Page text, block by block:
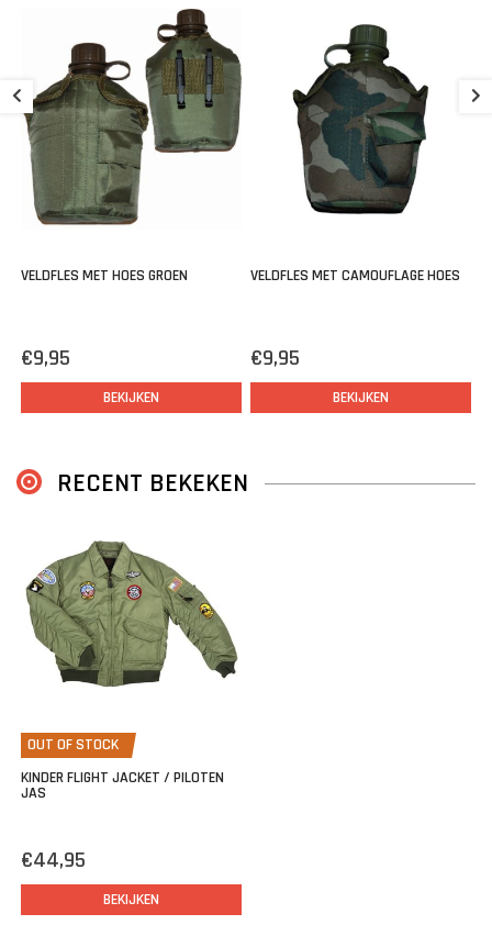
VELDFLES MET HOES GROEN
€9,95
BEKIJKEN
VELDFLES MET CAMOUFLAGE HOES
€9,95
BEKIJKEN
RECENT BEKEKEN
OUT OF STOCK
KINDER FLIGHT JACKET / PILOTEN
JAS
€44,95
BEKIJKEN